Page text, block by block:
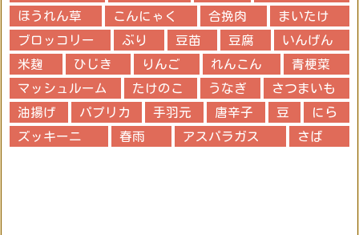
ほうれん草
こんにゃく 合挽肉
まいたけ
ブロッコリー
ぶり 豆苗 豆腐
いんげん
米麹
ひじき りんご れんこん
青梗菜
マッシュルーム
たけのこ うなぎ
さつまいも
油揚げ
パプリカ 手羽元 唐辛子 豆
にら
ズッキーニ
春雨 アスパラガス さば